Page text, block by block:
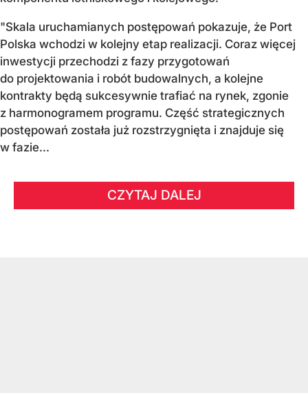
"Skala uruchamianych postępowań pokazuje, że Port
Polska wchodzi w kolejny etap realizacji. Coraz więcej
inwestycji przechodzi z fazy przygotowań
do projektowania i robót budowalnych, a kolejne
kontrakty będą sukcesywnie trafiać na rynek, zgonie
z harmonogramem programu. Część strategicznych
postępowań została już rozstrzygnięta i znajduje się
w fazie...
CZYTAJ DALEJ